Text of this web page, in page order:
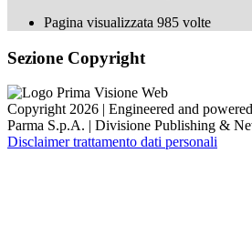
Pagina visualizzata 985 volte
Sezione Copyright
Copyright 2026 | Engineered and
Parma S.p.A. | Divisione Publishing &
Disclaimer trattamento dati personali